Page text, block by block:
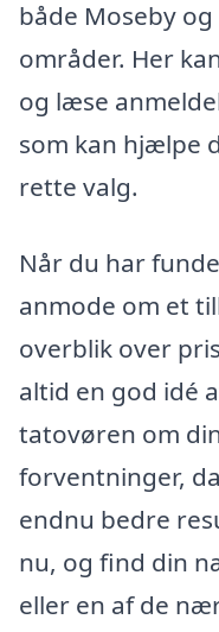
både Moseby
områder. Her
og læse
som kan hjælpe
rette valg.
Når du har
anmode om et
overblik over
altid en god idé
tatovøren om
forventninger,
endnu bedre
nu, og find din
eller en af de